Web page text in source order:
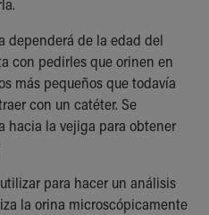
dependerá de la edad del
con pedirles que orinen en
más pequeños que todavía
con un catéter. Se
hacia la vejiga para obtener
para hacer un análisis
la orina microscópicamente